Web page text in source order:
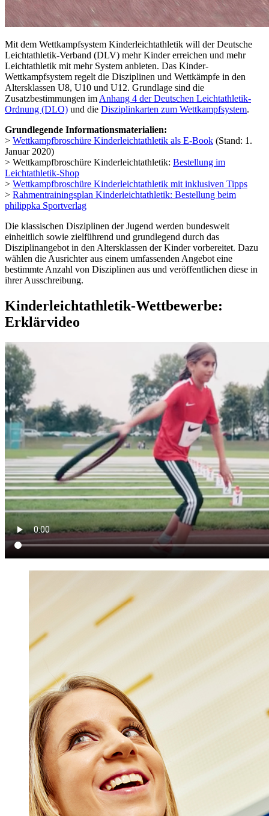
Mit dem Wettkampfsystem Kinderleichtathletik will der Deutsche
Leichtathletik-Verband (DLV) mehr Kinder erreichen und mehr
Leichtathletik mit mehr System anbieten. Das Kinder-
Wettkampfsystem regelt die Disziplinen und Wettkämpfe in den
Altersklassen U8, U10 und U12. Grundlage sind die
Zusatzbestimmungen im Anhang 4 der Deutschen Leichtathletik-
Ordnung (DLO) und die Disziplinkarten zum Wettkampfsystem.
Grundlegende Informationsmaterialien:
> Wettkampfbroschüre Kinderleichtathletik als E-Book (Stand: 1.
Januar 2020)
> Wettkampfbroschüre Kinderleichtathletik: Bestellung im
Leichtathletik-Shop
> Wettkampfbroschüre Kinderleichtathletik mit inklusiven Tipps
> Rahmentrainingsplan Kinderleichtathletik: Bestellung beim
philippka Sportverlag
Die klassischen Disziplinen der Jugend werden bundesweit
einheitlich sowie zielführend und grundlegend durch das
Disziplinangebot in den Altersklassen der Kinder vorbereitet. Dazu
wählen die Ausrichter aus einem umfassenden Angebot eine
bestimmte Anzahl von Disziplinen aus und veröffentlichen diese in
ihrer Ausschreibung.
Kinderleichtathletik-Wettbewerbe:
Erklärvideo